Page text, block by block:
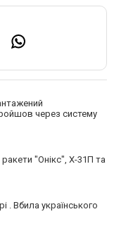
через систему
"Онікс", Х-31П та
. Вбила українського